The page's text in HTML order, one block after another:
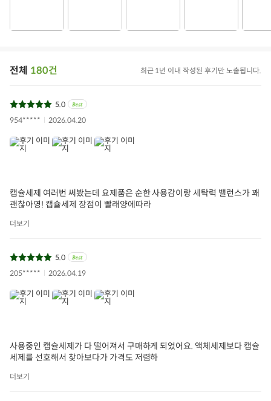
전체 180건 최근 1년 이내 작성된 후기만 노출됩니다.
5.0
954*****
2026.04.20
캡슐세제 여러번 써봤는데 요제품은 순한 사용감이랑 세탁력 밸런스가 꽤
괜찮아영! 캡슐세제 장점이 빨래양에따라
더보기
5.0
205*****
2026.04.19
사용중인 캡슐세제가 다 떨어져서 구매하게 되었어요. 액체세제보다 캡슐
세제를 선호해서 찾아보다가 가격도 저렴하
더보기